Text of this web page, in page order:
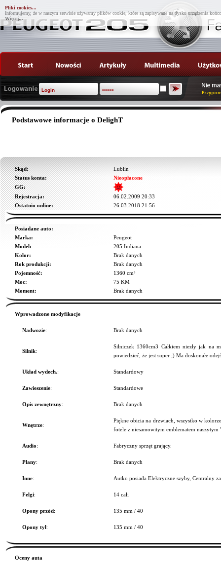
Pliki cookies...
Informujemy, że w naszym serwisie używamy plików cookie, które są zapisywane na dysku urządzenia
Więcej...
Podstawowe informacje o DelighT
Skąd:
Lublin
Status konta:
Nieopłacone
GG:
Rejestracja:
06.02.2009 20:33
Ostatnio online:
26.03.2018 21:56
Posiadane auto:
Marka:
Peugeot
Model:
205 Indiana
Kolor:
Brak danych
Rok produkcji:
Brak danych
Pojemność:
1360 cm³
Moc:
75 KM
Moment:
Brak danych
Wprowadzone modyfikacje
Nadwozie: Brak danych
Silnik:
Silniczek 1360cm3 Całkiem niezły jak na
powiedzieć, że jest super ;) Ma doskonałe
Układ wydech.: Standardowy
Zawieszenie: Standardowe
Opis zewnętrzny: Brak danych
Wnętrze:
Piękne obicia na drzwiach, wszystko w
fotele z niesamowitym emblematem naszytym
Audio: Fabryczny sprzęt grający.
Plany: Brak danych
Inne: Autko posiada Elektryczne szyby, Centralny
Felgi: 14 cali
Opony przód: 135 mm / 40
Opony tył: 135 mm / 40
Oceny auta